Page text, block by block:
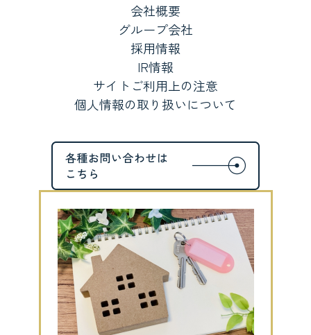
会社概要
グループ会社
採用情報
IR情報
サイトご利用上の注意
個人情報の取り扱いについて